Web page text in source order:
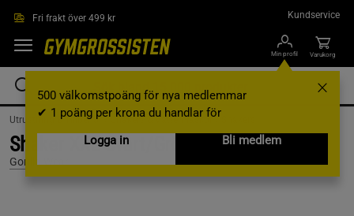
Fri frakt över 499 kr Kundservice
Min profil
500 välkomstpoäng för nya medlemmar
✔ 1 poäng per krona du handlar för
Logga in
Bli medlem
Varukorg
Utrustning & Tillbehör / Shakers & Vattenflaskor /
Shaker XXL Svart/Grön 1000 ml
Gorilla Wear